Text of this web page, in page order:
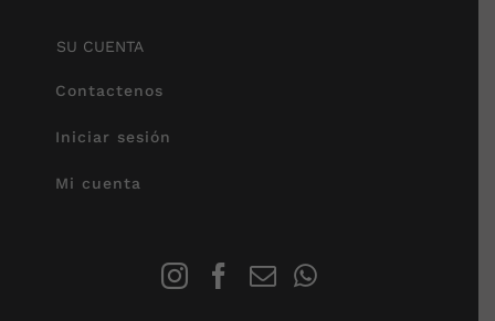
SU CUENTA
Contactenos
Iniciar sesión
Mi cuenta